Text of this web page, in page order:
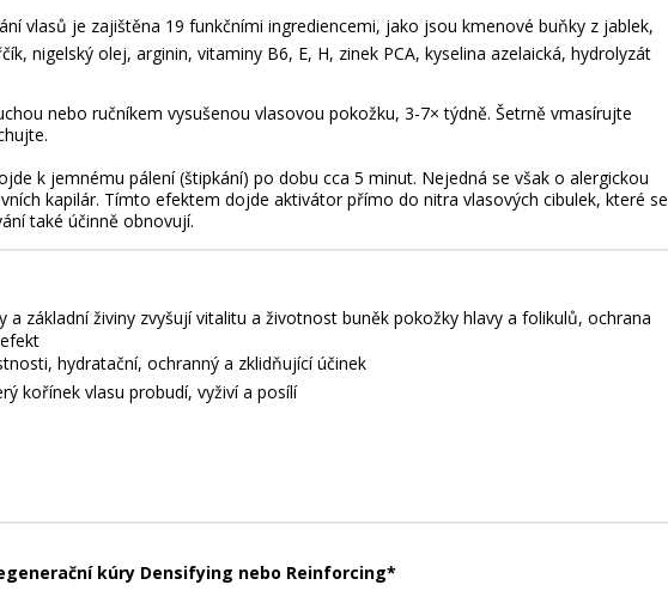
vlasů je zajištěna 19 funkčními ingrediencemi, jako jsou kmenové buňky z jablek,
nigelský olej, arginin, vitaminy B6, E, H, zinek PCA, kyselina azelaická, hydrolyzát
nebo ručníkem vysušenou vlasovou pokožku, 3-7× týdně. Šetrně vmasírujte
k jemnému pálení (štipkání) po dobu cca 5 minut. Nejedná se však o alergickou
kapilár. Tímto efektem dojde aktivátor přímo do nitra vlasových cibulek, které se
také účinně obnovují.
a základní živiny zvyšují vitalitu a životnost buněk pokožky hlavy a folikulů, ochrana
hydratační, ochranný a zklidňující účinek
kořínek vlasu probudí, vyživí a posílí
kúry Densifying nebo Reinforcing*